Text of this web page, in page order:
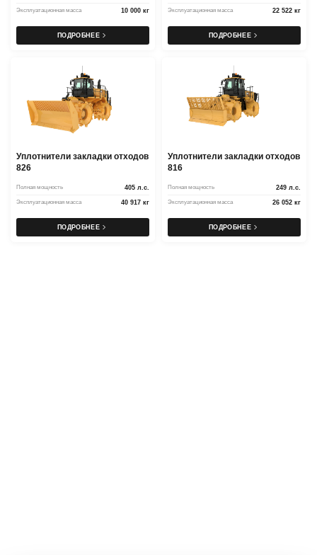
Эксплуатационная масса 10 000 кг
ПОДРОБНЕЕ
Эксплуатационная масса 22 522 кг
ПОДРОБНЕЕ
Уплотнители закладки отходов
826
Полная мощность 405 л.с.
Эксплуатационная масса 40 917 кг
ПОДРОБНЕЕ
Уплотнители закладки отходов
816
Полная мощность 249 л.с.
Эксплуатационная масса 26 052 кг
ПОДРОБНЕЕ